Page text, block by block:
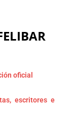
oficial
escritores e